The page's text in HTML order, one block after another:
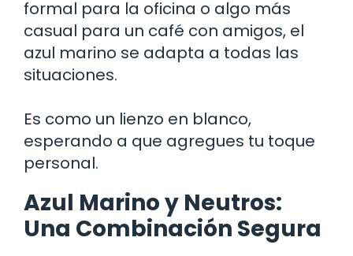
formal para la oficina o algo más
casual para un café con amigos, el
azul marino se adapta a todas las
situaciones.
Es como un lienzo en blanco,
esperando a que agregues tu toque
personal.
Azul Marino y Neutros:
Una Combinación Segura